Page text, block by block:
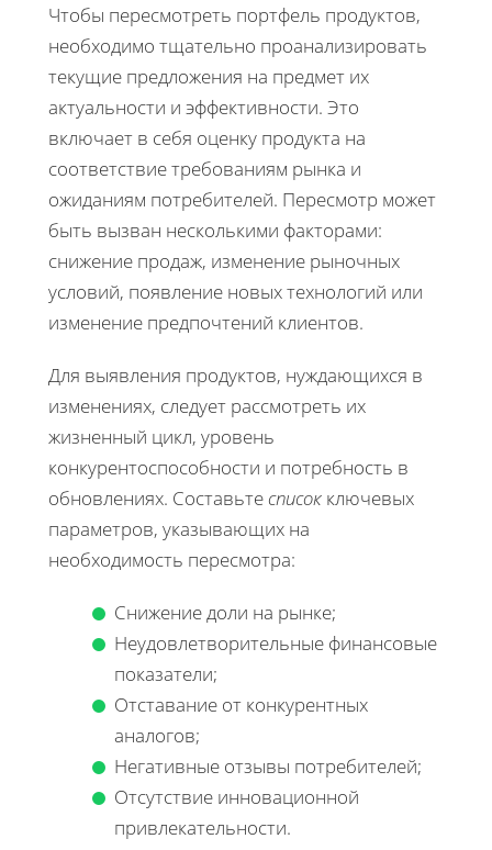
Чтобы пересмотреть портфель продуктов,
необходимо тщательно проанализировать
текущие предложения на предмет их
актуальности и эффективности. Это
включает в себя оценку продукта на
соответствие требованиям рынка и
ожиданиям потребителей. Пересмотр может
быть вызван несколькими факторами:
снижение продаж, изменение рыночных
условий, появление новых технологий или
изменение предпочтений клиентов.
Для выявления продуктов, нуждающихся в
изменениях, следует рассмотреть их
жизненный цикл, уровень
конкурентоспособности и потребность в
обновлениях. Составьтесписок ключевых
параметров, указывающих на
необходимость пересмотра:
Снижение доли на рынке;
Неудовлетворительные финансовые
показатели;
Отставание от конкурентных
аналогов;
Негативные отзывы потребителей;
Отсутствие инновационной
привлекательности.